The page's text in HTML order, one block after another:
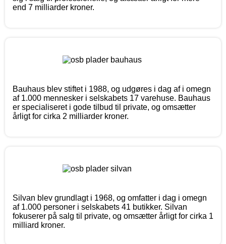
end 7 milliarder kroner.
Bauhaus blev stiftet i 1988, og udgøres i dag af i omegn
af 1.000 mennesker i selskabets 17 varehuse. Bauhaus
er specialiseret i gode tilbud til private, og omsætter
årligt for cirka 2 milliarder kroner.
Silvan blev grundlagt i 1968, og omfatter i dag i omegn
af 1.000 personer i selskabets 41 butikker. Silvan
fokuserer på salg til private, og omsætter årligt for cirka 1
milliard kroner.